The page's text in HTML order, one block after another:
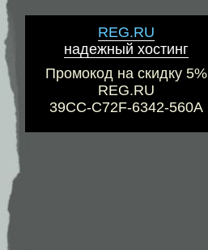
REG.RU
надежный хостинг
Промокод на скидку 5%
REG.RU
39CC-C72F-6342-560A